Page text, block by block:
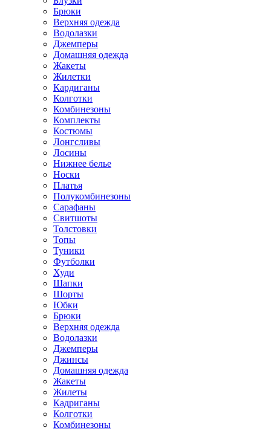
Брюки
Верхняя одежда
Водолазки
Джемперы
Домашняя одежда
Жакеты
Жилетки
Кардиганы
Колготки
Комбинезоны
Комплекты
Костюмы
Лонгсливы
Лосины
Нижнее белье
Носки
Платья
Полукомбинезоны
Сарафаны
Свитшоты
Толстовки
Топы
Туники
Футболки
Худи
Шапки
Шорты
Юбки
Брюки
Верхняя одежда
Водолазки
Джемперы
Джинсы
Домашняя одежда
Жакеты
Жилеты
Кадриганы
Колготки
Комбинезоны